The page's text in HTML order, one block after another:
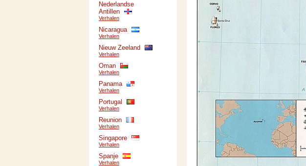
Nederlandse
Antillen
Verhalen
Nicaragua
Verhalen
Nieuw Zeeland
Verhalen
Oman
Verhalen
Panama
Verhalen
Portugal
Verhalen
Reunion
Verhalen
Singapore
Verhalen
Spanje
Verhalen